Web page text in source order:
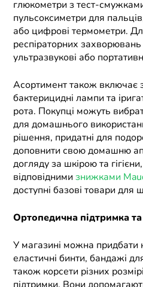
глюкометри з тест-
пульсоксиметри для
або цифрові термометри.
респіраторних
ультразвукові або
Асортимент також включає
бактерицидні лампи та
рота. Покупці можуть
для домашнього
рішення, придатні для
доповнити свою домашню
догляду за шкірою та
відповіднимизнижками
доступні базові товари для
Ортопедична підтримка та
У магазині можна придбати
еластичні бинти, бандажі
також корсети різних